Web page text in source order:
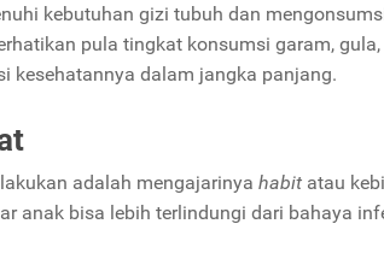
kebutuhan gizi tubuh dan
pula tingkat konsumsi garam, gula,
kesehatannya dalam jangka panjang.
adalah mengajarinya habit atau
anak bisa lebih terlindungi dari bahaya